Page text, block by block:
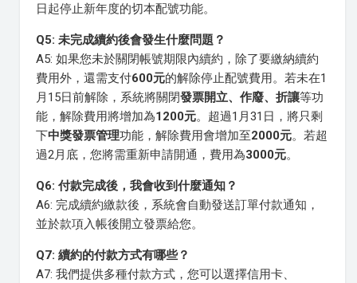
日起停止新年度的切本配號功能。
Q5: 未完成續約後會發生什麼問題？
A5: 如果您未於關閉帳號期限內續約，除了要繳納續約
費用外，還需支付600元的解除停止配號費用。若未在1
月15日前解除，系統將關閉發票開立、作廢、折讓等功
能，解除費用將增加為1200元。超過1月31日，將只剩
下中獎發票管理功能，解除費用會增加至2000元。若超
過2月底，您將需重新申請開通，費用為3000元。
Q6: 付款完成後，我會收到什麼通知？
A6: 完成續約繳款後，系統會自動發送訂單付款通知，
並於款項入帳後開立發票給您。
Q7: 續約的付款方式有哪些？
A7: 我們提供多種付款方式，您可以選擇信用卡、